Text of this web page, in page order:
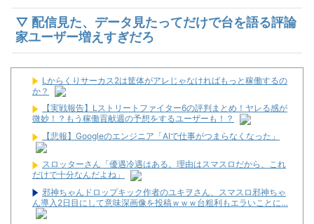
▽ 配信見た、データ見たってだけで台を語る評論
家ユーザー増えすぎだろ
Lからくりサーカス2は筐体がアレじゃなければもっと稼働するの
か？
【実戦報告】Lストリートファイター6の評判まとめ！ヤレる感が
微妙！？もう稼働貢献週の予想をするユーザーも！？
【悲報】Googleのエンジニア「AIで仕事がつまらなくなった」
スロッターさん「優遇冷遇はある。理由はスマスロだから、これ
だけで十分なんだよね」
邪神ちゃんドロップキック作者のユキヲさん、スマスロ邪神ちゃ
ん導入2日目にして意味深画像を投稿ｗｗｗ台粗利もエラいことに…